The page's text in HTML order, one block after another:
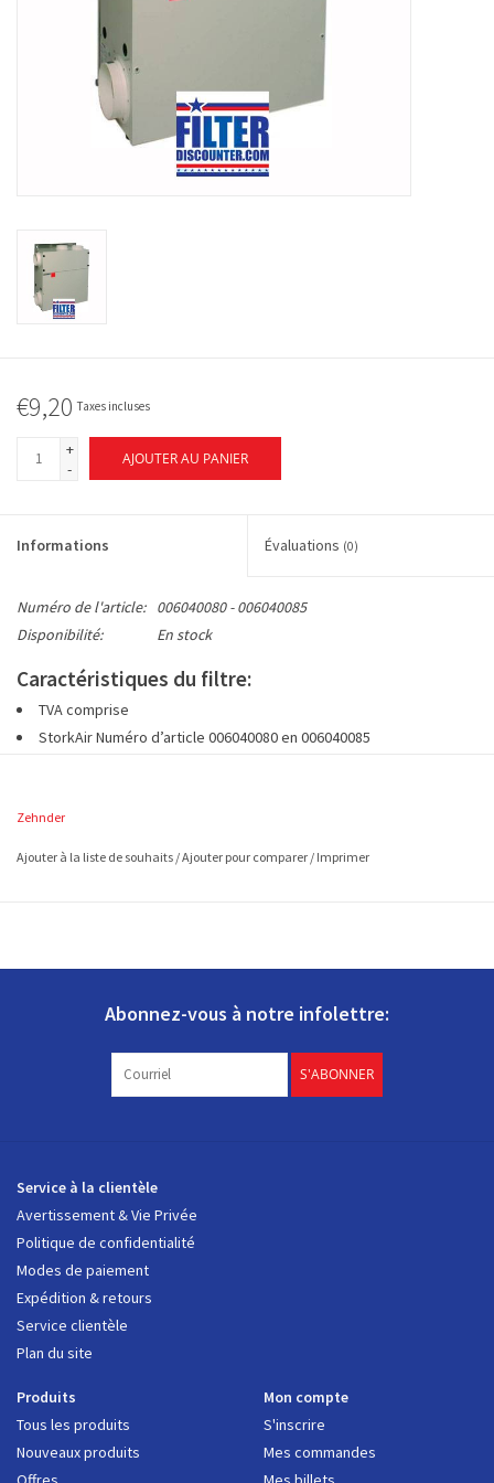
€9,20 Taxes incluses
+
-
AJOUTER AU PANIER
Informations Évaluations (0)
Numéro de l'article:
006040080 - 006040085
Disponibilité:
En stock
Caractéristiques du filtre:
TVA comprise
StorkAir Numéro d’article 006040080 en 006040085
Zehnder
Ajouter à la liste de souhaits /Ajouter pour comparer / Imprimer
Abonnez-vous à notre infolettre:
S'ABONNER
Service à la clientèle
Avertissement & Vie Privée
Politique de confidentialité
Modes de paiement
Expédition & retours
Service clientèle
Plan du site
Produits
Tous les produits
Nouveaux produits
Mon compte
S'inscrire
Mes commandes